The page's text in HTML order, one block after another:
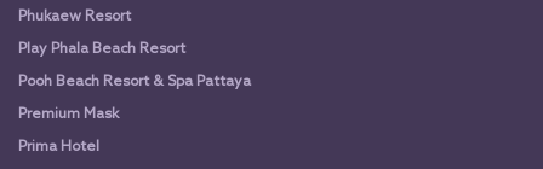
Phukaew Resort
Play Phala Beach Resort
Pooh Beach Resort & Spa Pattaya
Premium Mask
Prima Hotel